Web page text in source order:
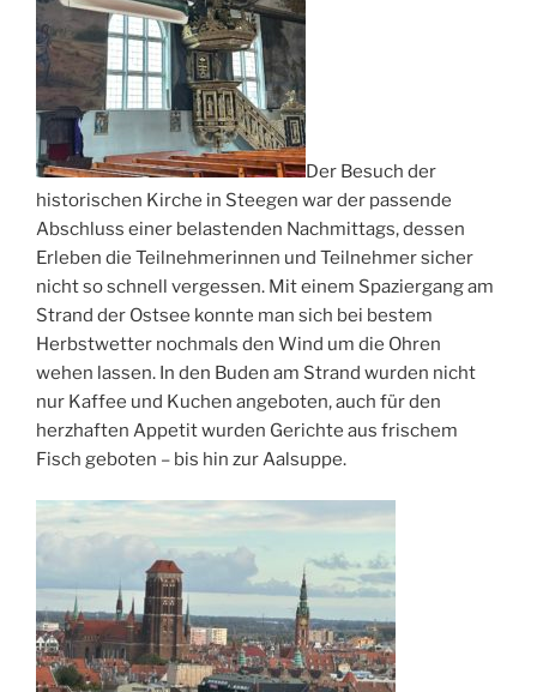
Der Besuch der
historischen Kirche in Steegen war der passende
Abschluss einer belastenden Nachmittags, dessen
Erleben die Teilnehmerinnen und Teilnehmer sicher
nicht so schnell vergessen. Mit einem Spaziergang am
Strand der Ostsee konnte man sich bei bestem
Herbstwetter nochmals den Wind um die Ohren
wehen lassen. In den Buden am Strand wurden nicht
nur Kaffee und Kuchen angeboten, auch für den
herzhaften Appetit wurden Gerichte aus frischem
Fisch geboten – bis hin zur Aalsuppe.